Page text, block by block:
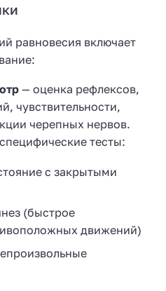
равновесия включает
— оценка рефлексов,
чувствительности,
черепных нервов.
тесты:
с закрытыми
(быстрое
движений)